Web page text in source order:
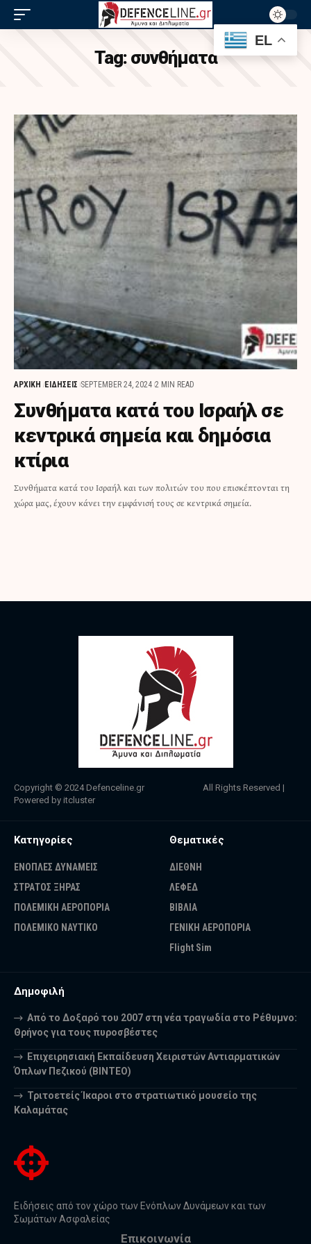
Tag: συνθήματα
ΑΡΧΙΚΗ ΕΙΔΗΣΕΙΣ SEPTEMBER 24, 2024 2 MIN READ
Συνθήματα κατά του Ισραήλ σε
κεντρικά σημεία και δημόσια
κτίρια
Συνθήματα κατά του Ισραήλ και των πολιτών του που επισκέπτονται τη
χώρα μας, έχουν κάνει την εμφάνισή τους σε κεντρικά σημεία.
Copyright © 2024 Defenceline.gr All Rights Reserved |
Powered by itcluster
Κατηγορίες
ΕΝΟΠΛΕΣ ΔΥΝΑΜΕΙΣ
ΣΤΡΑΤΟΣ ΞΗΡΑΣ
ΠΟΛΕΜΙΚΗ ΑΕΡΟΠΟΡΙΑ
ΠΟΛΕΜΙΚΟ ΝΑΥΤΙΚΟ
Θεματικές
ΔΙΕΘΝΗ
ΛΕΦΕΔ
ΒΙΒΛΙΑ
ΓΕΝΙΚΗ ΑΕΡΟΠΟΡΙΑ
Flight Sim
Δημοφιλή
Από το Δοξαρό του 2007 στη νέα τραγωδία στο Ρέθυμνο:
Θρήνος για τους πυροσβέστες
Επιχειρησιακή Εκπαίδευση Χειριστών Αντιαρματικών
Όπλων Πεζικού (ΒΙΝΤΕΟ)
Τριτοετείς Ίκαροι στο στρατιωτικό μουσείο της
Καλαμάτας
Ειδήσεις από τον χώρο των Ενόπλων Δυνάμεων και των
Σωμάτων Ασφαλείας
Επικοινωνία
EL